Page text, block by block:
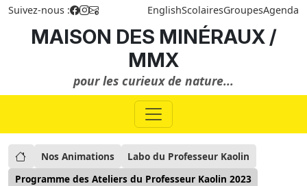
Suivez-nous : EnglishScolairesGroupesAgenda
MAISON DES MINÉRAUX /
MMX
pour les curieux de nature...
Nos Animations
Labo du Professeur Kaolin
Programme des Ateliers du Professeur Kaolin 2023